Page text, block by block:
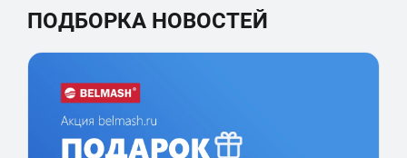
ПОДБОРКА НОВОСТЕЙ